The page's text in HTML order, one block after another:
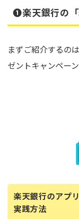
➊楽天銀行の「
まずご紹介するの
ゼントキャンペー
楽天銀行のアプ
実践方法